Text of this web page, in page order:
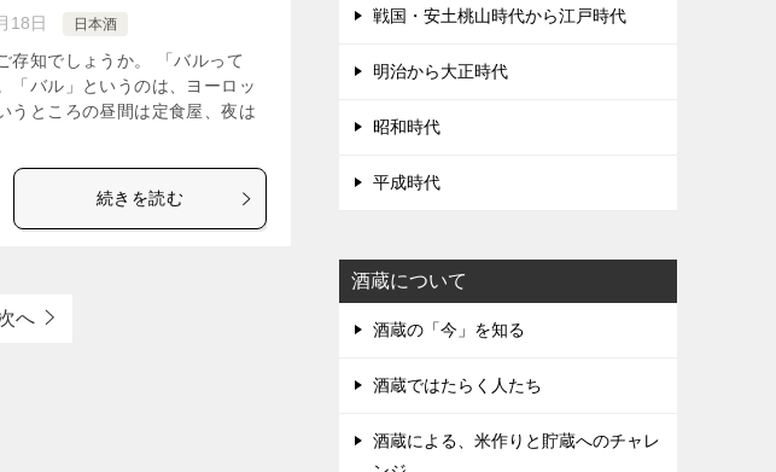
18日 日本酒
存知でしょうか。 「バルって
「バル」というのは、ヨーロッ
うところの昼間は定食屋、夜は
続きを読む
へ
戦国・安土桃山時代から江戸時代
明治から大正時代
昭和時代
平成時代
酒蔵について
酒蔵の「今」を知る
酒蔵ではたらく人たち
酒蔵による、米作りと貯蔵へのチャレ